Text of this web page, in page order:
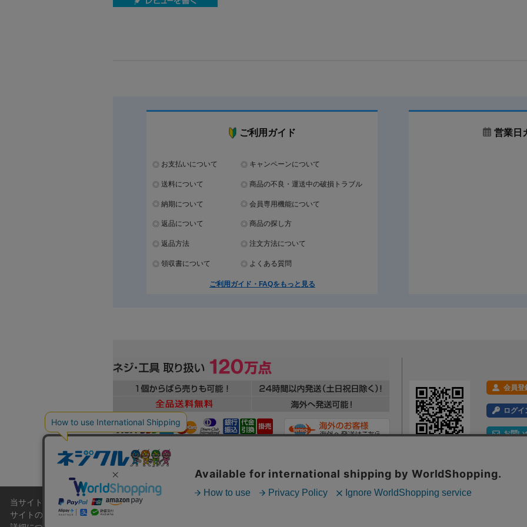
ご利用ガイド
お支払いについて キャンペーンについて
送料について 商品の不良・運送中の破損トラブル
納期について 会員専用機能について
返品について 商品の探し方
返品方法 注文方法について
領収書について よくある質問
ご利用ガイド・FAQをもっと見る
営業日
会員登
ログイ
お問い
当サイトでは利用体験の向上およびコンテンツの最適な提供、トラフィックの分析を目的としてCookieを使用しています。
サイトの閲覧を継続された場合、Cookieの利用に同意したことものといたします。